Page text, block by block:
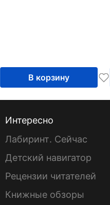
В корзину
Интересно
Лабиринт. Сейчас
Детский навигатор
Рецензии читателей
Книжные обзоры